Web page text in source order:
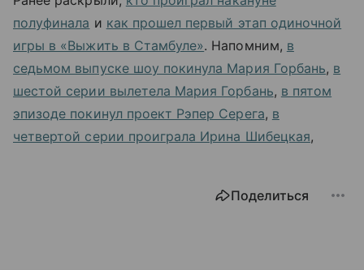
полуфинала и как прошел первый этап одиночной
игры в «Выжить в Стамбуле». Напомним, в
седьмом выпуске шоу покинула Мария Горбань, в
шестой серии вылетела Мария Горбань, в пятом
эпизоде покинул проект Рэпер Серега, в
четвертой серии проиграла Ирина Шибецкая,
Поделиться